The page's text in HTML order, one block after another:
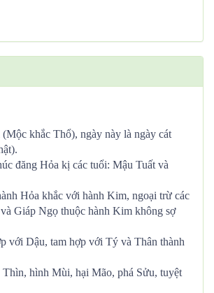
khắc Thổ), ngày này là ngày cát
đăng Hỏa kị các tuổi: Mậu Tuất và
Hỏa khắc với hành Kim, ngoại trừ các
Giáp Ngọ thuộc hành Kim không sợ
với Dậu, tam hợp với Tý và Thân thành
Thìn, hình Mùi, hại Mão, phá Sửu, tuyệt